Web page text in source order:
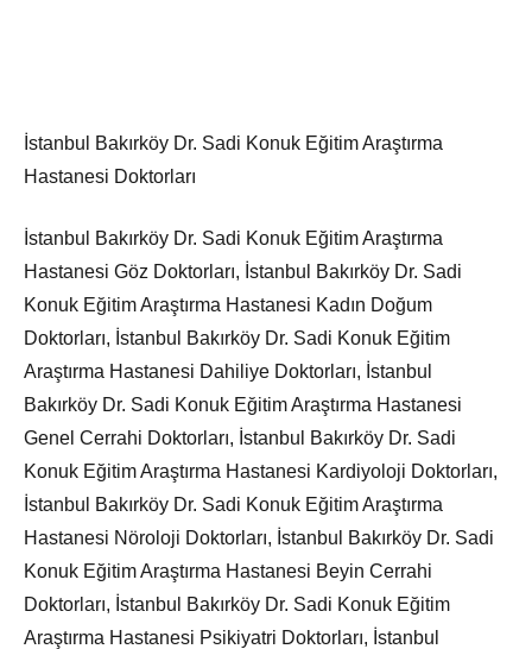
İstanbul Bakırköy Dr. Sadi Konuk Eğitim Araştırma
Hastanesi Doktorları
İstanbul Bakırköy Dr. Sadi Konuk Eğitim Araştırma
Hastanesi Göz Doktorları, İstanbul Bakırköy Dr. Sadi
Konuk Eğitim Araştırma Hastanesi Kadın Doğum
Doktorları, İstanbul Bakırköy Dr. Sadi Konuk Eğitim
Araştırma Hastanesi Dahiliye Doktorları, İstanbul
Bakırköy Dr. Sadi Konuk Eğitim Araştırma Hastanesi
Genel Cerrahi Doktorları, İstanbul Bakırköy Dr. Sadi
Konuk Eğitim Araştırma Hastanesi Kardiyoloji Doktorları,
İstanbul Bakırköy Dr. Sadi Konuk Eğitim Araştırma
Hastanesi Nöroloji Doktorları, İstanbul Bakırköy Dr. Sadi
Konuk Eğitim Araştırma Hastanesi Beyin Cerrahi
Doktorları, İstanbul Bakırköy Dr. Sadi Konuk Eğitim
Araştırma Hastanesi Psikiyatri Doktorları, İstanbul